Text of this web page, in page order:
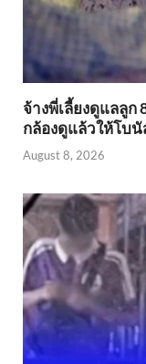
จ้างพี่เลี้ยงดูแลลูก
กล้องดูแล้วให้โบ
August 8, 2026